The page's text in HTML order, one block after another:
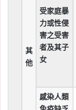
其
他
受家庭暴
力或性侵
害之受害
者及其子
女
感染人類